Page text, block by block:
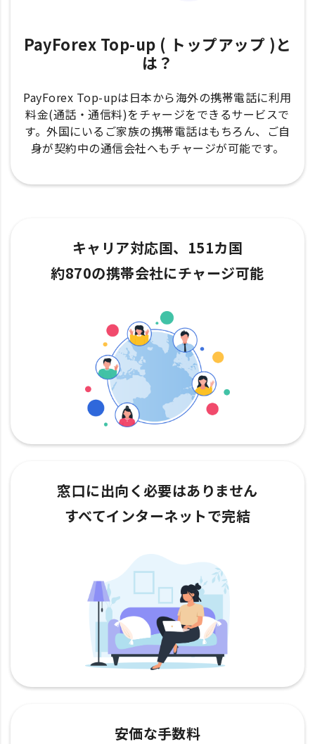
PayForex Top-up ( トップアップ )と
は？
PayForex Top-upは日本から海外の携帯電話に利用
料金(通話・通信料)をチャージをできるサービスで
す。外国にいるご家族の携帯電話はもちろん、ご自
身が契約中の通信会社へもチャージが可能です。
キャリア対応国、151カ国
約870の携帯会社にチャージ可能
窓口に出向く必要はありません
すべてインターネットで完結
安価な手数料